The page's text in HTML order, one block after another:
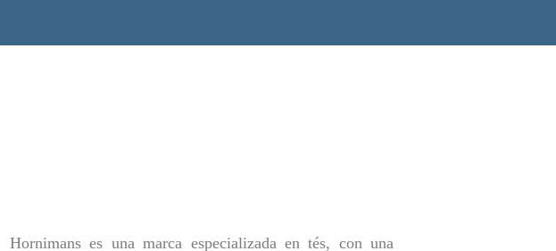
Hornimans es una marca especializada en tés, con una